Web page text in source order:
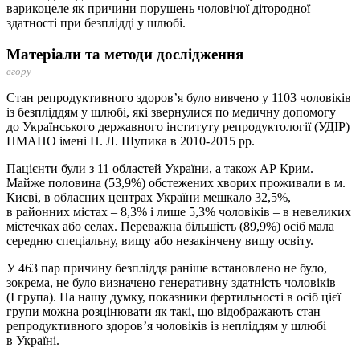
варикоцеле як причини порушень чоловічої дітородної
здатності при безплідді у шлюбі.
Матеріали та методи дослідження
вгору
Стан репродуктивного здоров’я було вивчено у 1103 чоловіків
із безпліддям у шлюбі, які звернулися по медичну допомогу
до Українського державного інституту репродуктології (УДІР)
НМАПО імені П. Л. Шупика в 2010-2015 рр.
Пацієнти були з 11 областей України, а також АР Крим.
Майже половина (53,9%) обстежених хворих проживали в м.
Києві, в обласних центрах України мешкало 32,5%,
в районних містах – 8,3% і лише 5,3% чоловіків – в невеликих
містечках або селах. Переважна більшість (89,9%) осіб мала
середню спеціальну, вищу або незакінчену вищу освіту.
У 463 пар причину безпліддя раніше встановлено не було,
зокрема, не було визначено генеративну здатність чоловіків
(І група). На нашу думку, показники фертильності в осіб цієї
групи можна розцінювати як такі, що відображають стан
репродуктивного здоров’я чоловіків із непліддям у шлюбі
в Україні.